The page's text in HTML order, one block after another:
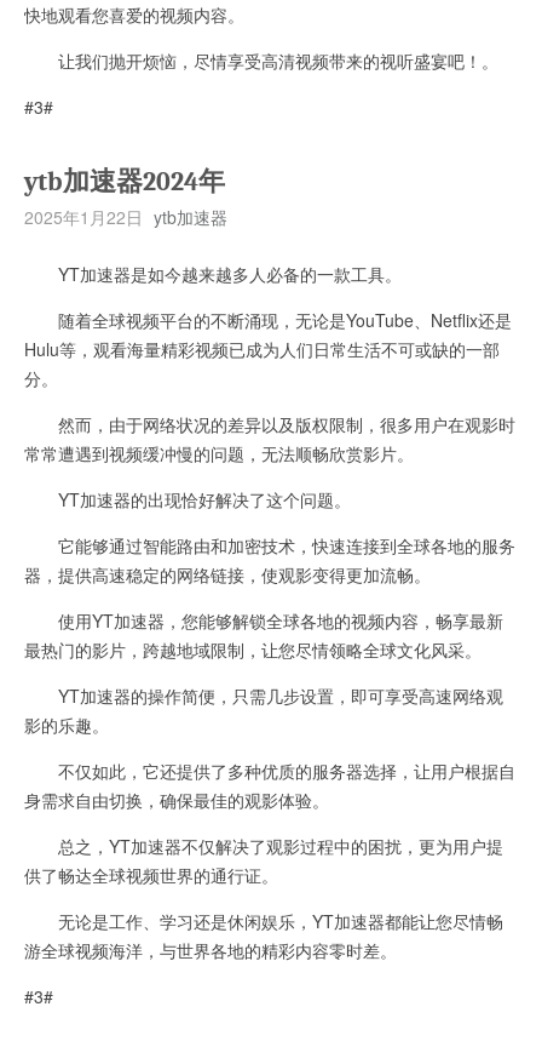
快地观看您喜爱的视频内容。
让我们抛开烦恼，尽情享受高清视频带来的视听盛宴吧！。
#3#
ytb加速器2024年
2025年1月22日 ytb加速器
YT加速器是如今越来越多人必备的一款工具。
随着全球视频平台的不断涌现，无论是YouTube、Netflix还是
Hulu等，观看海量精彩视频已成为人们日常生活不可或缺的一部
分。
然而，由于网络状况的差异以及版权限制，很多用户在观影时
常常遭遇到视频缓冲慢的问题，无法顺畅欣赏影片。
YT加速器的出现恰好解决了这个问题。
它能够通过智能路由和加密技术，快速连接到全球各地的服务
器，提供高速稳定的网络链接，使观影变得更加流畅。
使用YT加速器，您能够解锁全球各地的视频内容，畅享最新
最热门的影片，跨越地域限制，让您尽情领略全球文化风采。
YT加速器的操作简便，只需几步设置，即可享受高速网络观
影的乐趣。
不仅如此，它还提供了多种优质的服务器选择，让用户根据自
身需求自由切换，确保最佳的观影体验。
总之，YT加速器不仅解决了观影过程中的困扰，更为用户提
供了畅达全球视频世界的通行证。
无论是工作、学习还是休闲娱乐，YT加速器都能让您尽情畅
游全球视频海洋，与世界各地的精彩内容零时差。
#3#